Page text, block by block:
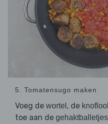
5. Tomatensugo maken
Voeg de wortel , de
toe aan de gehaktballetjes